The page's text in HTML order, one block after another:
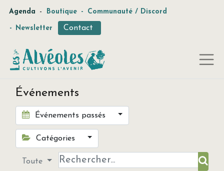
Agenda - Boutique - Communauté / Discord
- Newsletter Contact
Événements
Événements passés
Catégories
Toute